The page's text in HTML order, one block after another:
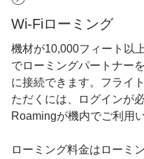
Wi-Fiローミング
機材が10,000フィート以
でローミングパートナー
に接続できます。フライ
ただくには、ログインが
Roamingが機内でご利用
ローミング料金はローミ